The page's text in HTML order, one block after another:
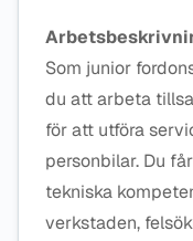
Som junior
du att arbeta
för att utföra
personbilar. Du
tekniska
verkstaden,